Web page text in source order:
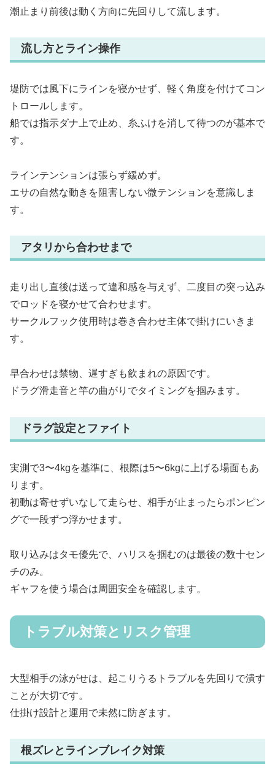
潮止まり前後は動く方向に先回りして流します。
流し方とライン操作
堤防では風下にラインを寝かせず、軽く角度を付けてコン
トロールします。
船では指示ダナ上で止め、糸ふけを消して待つのが基本で
す。
ラインテンションは張らず緩めず。
エサの自然な動きを阻害しない微テンションを意識しま
す。
アタリから合わせまで
走り出し直後は送って違和感を与えず、二度目の突っ込み
でロッドを寝かせて合わせます。
サークルフック使用時は巻き合わせ主体で掛けにいきま
す。
早合わせは禁物、遅すぎも飲まれの原因です。
ドラグ滑走音と竿の曲がりでタイミングを掴みます。
ドラグ設定とファイト
実測で3〜4kgを基準に、根際は5〜6kgに上げる場面もあ
ります。
初動は寄せずいなして走らせ、相手が止まったらポンピン
グで一段ずつ浮かせます。
取り込みはタモ優先で、ハリスを掴むのは最後の数十セン
チのみ。
ギャフを使う場合は周囲安全を確認します。
トラブル対策とリスク管理
大型相手の泳がせは、起こりうるトラブルを先回りで潰す
ことが大切です。
仕掛け設計と運用で未然に防ぎます。
根ズレとラインブレイク対策